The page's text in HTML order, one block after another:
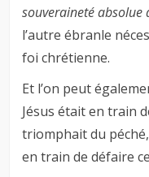
souveraineté absolue
l’autre ébranle
foi chrétienne.
Et l’on peut
Jésus était en train
triomphait du
en train de défaire